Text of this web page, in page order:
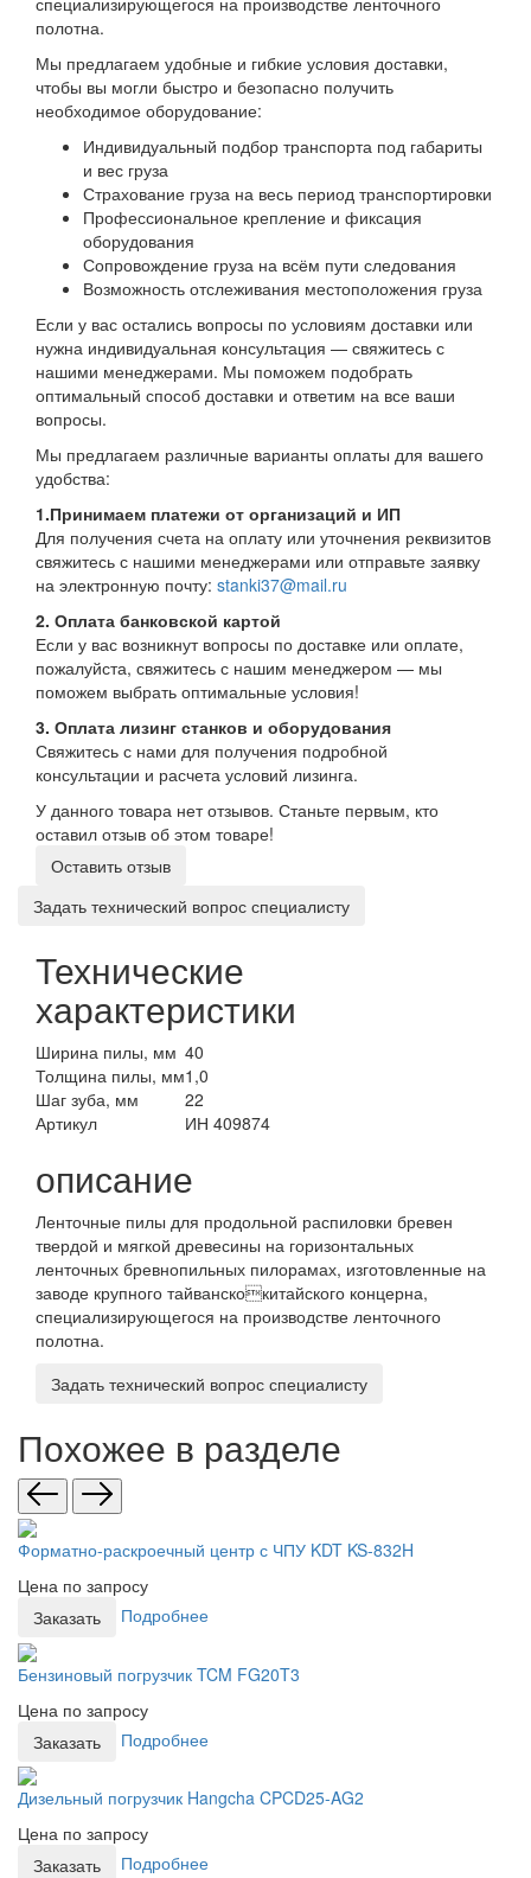
полотна.
Мы предлагаем удобные и гибкие условия доставки,
чтобы вы могли быстро и безопасно получить
необходимое оборудование:
Индивидуальный подбор транспорта под габариты
и вес груза
Страхование груза на весь период транспортировки
Профессиональное крепление и фиксация
оборудования
Сопровождение груза на всём пути следования
Возможность отслеживания местоположения груза
Если у вас остались вопросы по условиям доставки или
нужна индивидуальная консультация — свяжитесь с
нашими менеджерами. Мы поможем подобрать
оптимальный способ доставки и ответим на все ваши
вопросы.
Мы предлагаем различные варианты оплаты для вашего
удобства:
1.Принимаем платежи от организаций и ИП
Для получения счета на оплату или уточнения реквизитов
свяжитесь с нашими менеджерами или отправьте заявку
на электронную почту: stanki37@mail.ru
2. Оплата банковской картой
Если у вас возникнут вопросы по доставке или оплате,
пожалуйста, свяжитесь с нашим менеджером — мы
поможем выбрать оптимальные условия!
3. Оплата лизинг станков и оборудования
Свяжитесь с нами для получения подробной
консультации и расчета условий лизинга.
У данного товара нет отзывов. Станьте первым, кто
оставил отзыв об этом товаре!
Оставить отзыв
Задать технический вопрос специалисту
Технические
характеристики
Ширина пилы, мм 40
Толщина пилы, мм1,0
Шаг зуба, мм
22
Артикул
ИН 409874
описание
Ленточные пилы для продольной распиловки бревен
твердой и мягкой древесины на горизонтальных
ленточных бревнопильных пилорамах, изготовленные на
заводе крупного тайванскокитайского концерна,
специализирующегося на производстве ленточного
полотна.
Задать технический вопрос специалисту
Похожее в разделе
Форматно-раскроечный центр с ЧПУ KDT KS-832H
Цена по запросу
Заказать
Подробнее
Бензиновый погрузчик TCM FG20T3
Цена по запросу
Заказать
Подробнее
Дизельный погрузчик Hangcha CPCD25-AG2
Цена по запросу
Заказать
Подробнее